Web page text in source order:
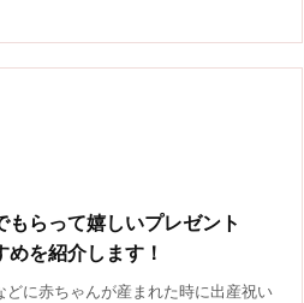
もらって嬉しいプレゼント
めを紹介します！
どに赤ちゃんが産まれた時に出産祝い